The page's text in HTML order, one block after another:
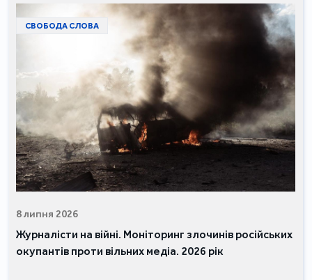
СВОБОДА СЛОВА
8 липня 2026
Журналісти на війні. Моніторинг злочинів російських
окупантів проти вільних медіа. 2026 рік